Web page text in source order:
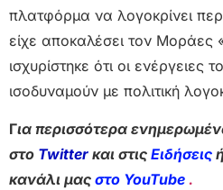
πλατφόρμα να λογοκρίνει
είχε αποκαλέσει τον Μοράες
ισχυρίστηκε ότι οι ενέργειες
ισοδυναμούν με πολιτική
Για περισσότερα
στο Twitter και στις Ειδήσεις
κανάλι μας στο YouTube .